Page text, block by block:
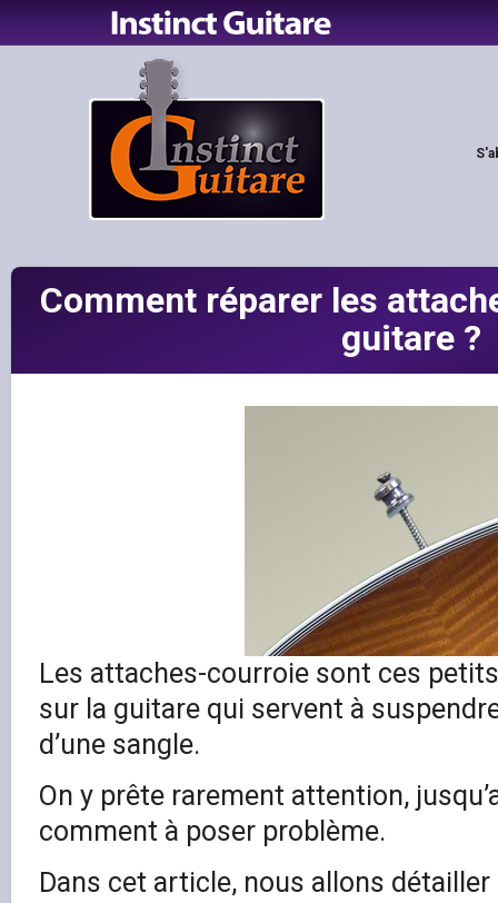
Comment réparer les
guitare ?
Les attaches-courroie sont ces
sur la guitare qui servent à
d’une sangle.
On y prête rarement attention,
comment à poser problème.
Dans cet article, nous allons